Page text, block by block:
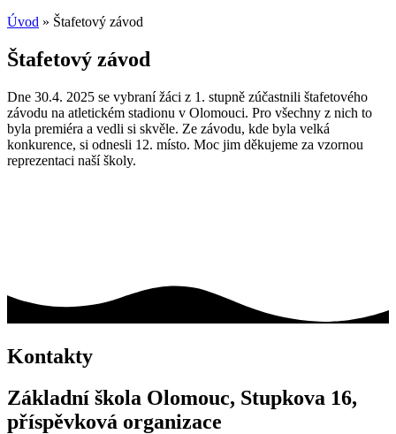
Úvod » Štafetový závod
Štafetový závod
Dne 30.4. 2025 se vybraní žáci z 1. stupně zúčastnili štafetového
závodu na atletickém stadionu v Olomouci. Pro všechny z nich to
byla premiéra a vedli si skvěle. Ze závodu, kde byla velká
konkurence, si odnesli 12. místo. Moc jim děkujeme za vzornou
reprezentaci naší školy.
Kontakty
Základní škola Olomouc, Stupkova 16,
příspěvková organizace